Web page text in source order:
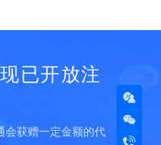
已开放注
会获赠一定金额的代